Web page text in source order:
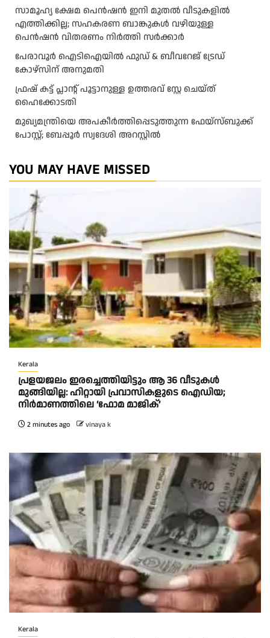
സാമൂഹ്യ ക്ഷേമ പെൻഷൻ ഇനി മുതൽ വീടുകളിൽ
എത്തിക്കില്ല; സഹകരണ ബാങ്കുകൾ വഴിയുള്ള
പെൻഷൻ വിതരണം നിർത്തി സർക്കാർ
പേരാവൂർ ഐടിഐയിൽ ഫുഡ് & ബീവറേജ് ട്രേഡ്
കോഴ്സിന് അനുമതി
ഫ്രഷ് കട്ട് പ്ലാന്റ് പൂട്ടാനുള്ള ഉത്തരവ് സ്റ്റേ ചെയ്ത്
ഹൈക്കോടതി
മുഖ്യമന്ത്രിയെ അപകീർത്തിപ്പെടുത്തുന്ന ഫേയ്സ്ബുക്ക്
പോസ്റ്റ്; ബേപ്പൂർ സ്വദേശി അറസ്റ്റിൽ
YOU MAY HAVE MISSED
Kerala
പ്രളയജലം ഇരച്ചെത്തിയിട്ടും ആ 36 വീടുകൾ
മുങ്ങിയില്ല: ഹിറ്റായി പ്രവാസികളുടെ ഐഡിയ;
നിർമാണത്തിലെ ‘ഫോമ മാജിക്’
2 minutes ago vinaya k
Kerala